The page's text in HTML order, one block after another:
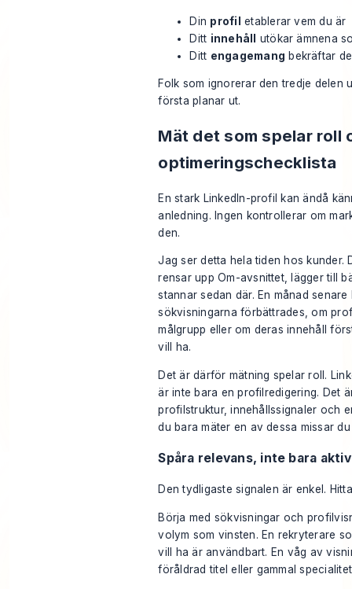
Din profil
etablerar vem du är
Ditt innehåll
utökar ämnena
Ditt engagemang bekräftar
Folk som ignorerar den tredje delen
första planar ut.
Mät det som spelar roll
optimeringschecklista
En stark LinkedIn-profil kan ändå
anledning. Ingen kontrollerar om
den.
Jag ser detta hela tiden hos kunder.
rensar upp Om-avsnittet, lägger till
stannar sedan där. En månad
sökvisningarna förbättrades, om
målgrupp eller om deras innehåll
vill ha.
Det är därför mätning spelar roll.
är inte bara en profilredigering. Det
profilstruktur, innehållssignaler och
du bara mäter en av dessa missar
Spåra relevans, inte bara
Den tydligaste signalen är enkel.
Börja med sökvisningar och
volym som vinsten. En rekryterare
vill ha är användbart. En våg av
föråldrad titel eller gammal